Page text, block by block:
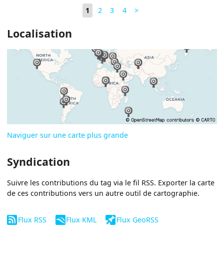
1 2 3 4 >
Localisation
Naviguer sur une carte plus grande
Syndication
Suivre les contributions du tag via le fil RSS. Exporter la carte
de ces contributions vers un autre outil de cartographie.
Flux RSS Flux KML Flux GeoRSS